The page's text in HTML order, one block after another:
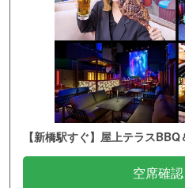
【新橋駅すぐ】屋上テラス
空席確